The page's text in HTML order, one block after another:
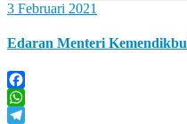
3 Februari 2021
Edaran Menteri
Facebook
WhatsApp